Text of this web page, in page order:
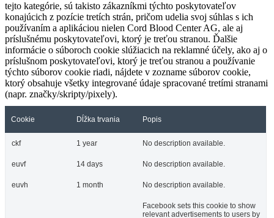
tejto kategórie, sú takisto zákazníkmi týchto poskytovateľov
konajúcich z pozície tretích strán, pričom udelia svoj súhlas s ich
používaním a aplikáciou nielen Cord Blood Center AG, ale aj
príslušnému poskytovateľovi, ktorý je treťou stranou. Ďalšie
informácie o súboroch cookie slúžiacich na reklamné účely, ako aj o
príslušnom poskytovateľovi, ktorý je treťou stranou a používanie
týchto súborov cookie riadi, nájdete v zozname súborov cookie,
ktorý obsahuje všetky integrované údaje spracované tretími stranami
(napr. značky/skripty/pixely).
Cookie Dĺžka trvania Popis
ckf 1 year No description available.
euvf 14 days No description available.
euvh 1 month No description available.
Facebook sets this cookie to show
relevant advertisements to users by